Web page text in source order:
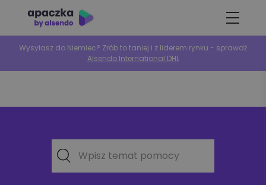
Wysyłasz do Niemiec? Zrób to taniej i z liderem rynku - sprawdź
Alsendo International DHL
Wpisz temat pomocy